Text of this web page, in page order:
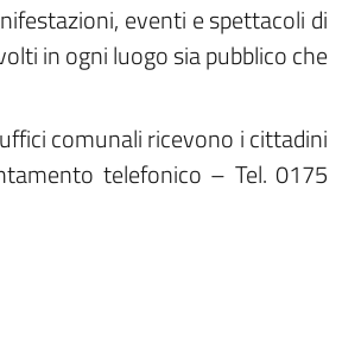
eventi e spettacoli di
in ogni luogo sia pubblico che
comunali ricevono i cittadini
telefonico – Tel. 0175